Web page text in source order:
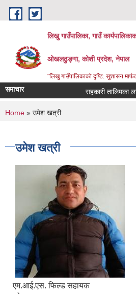
Skip to main content
लिखु गाउँपालिका, गाउँ
ओखलढुङ्गा, कोशी प्रदेश, नेपाल
"लिखु गाउँपालिकाको दृष्टि: सुशासन
समाचार सहकारी तालिमका
You are here
Home » उमेश खत्री
उमेश खत्री
एम.आई.एस. फिल्ड सहायक